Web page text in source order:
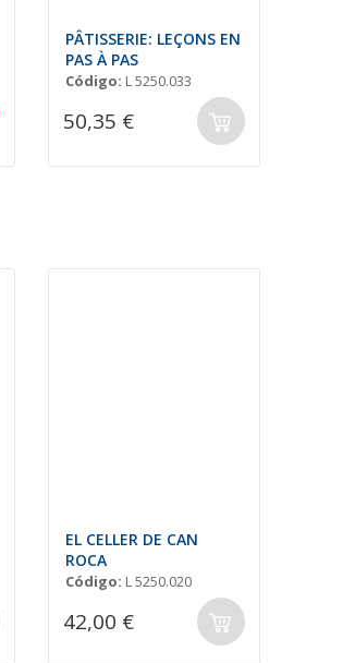
PÂTISSERIE: LEÇONS EN
PAS À PAS
Código: L 5250.033
50,35 €
EL CELLER DE CAN
ROCA
Código: L 5250.020
42,00 €